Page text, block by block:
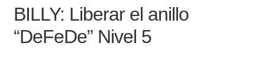
BILLY: Liberar el anillo
“DeFeDe” Nivel 5